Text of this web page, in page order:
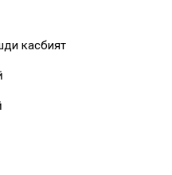
касбият